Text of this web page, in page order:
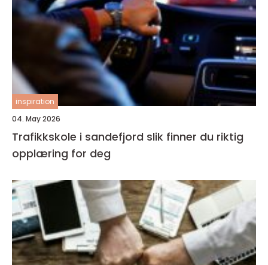
inspiration
04. May 2026
Trafikkskole i sandefjord slik finner du riktig
opplæring for deg